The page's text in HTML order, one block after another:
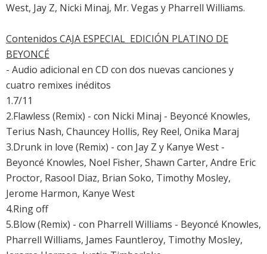
West, Jay Z, Nicki Minaj, Mr. Vegas y Pharrell Williams.
Contenidos CAJA ESPECIAL  EDICIÓN PLATINO DE
BEYONCÉ
- Audio adicional en CD con dos nuevas canciones y
cuatro remixes inéditos
1.7/11
2.Flawless (Remix) - con Nicki Minaj - Beyoncé Knowles,
Terius Nash, Chauncey Hollis, Rey Reel, Onika Maraj
3.Drunk in love (Remix) - con Jay Z y Kanye West -
Beyoncé Knowles, Noel Fisher, Shawn Carter, Andre Eric
Proctor, Rasool Diaz, Brian Soko, Timothy Mosley,
Jerome Harmon, Kanye West
4.Ring off
5.Blow (Remix) - con Pharrell Williams - Beyoncé Knowles,
Pharrell Williams, James Fauntleroy, Timothy Mosley,